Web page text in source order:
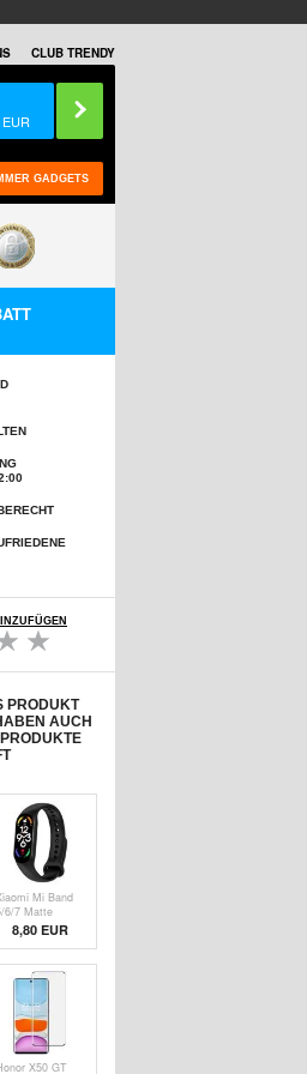
CLUB TRENDY
EUR
GADGETS
PRODUKT
AUCH
Mi Band
6/7 Matte
Silikonband
8,80 EUR
X50 GT